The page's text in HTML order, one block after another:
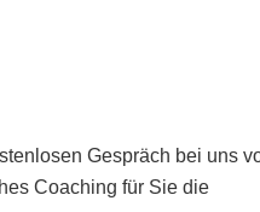
Gespräch bei uns
Coaching für Sie die